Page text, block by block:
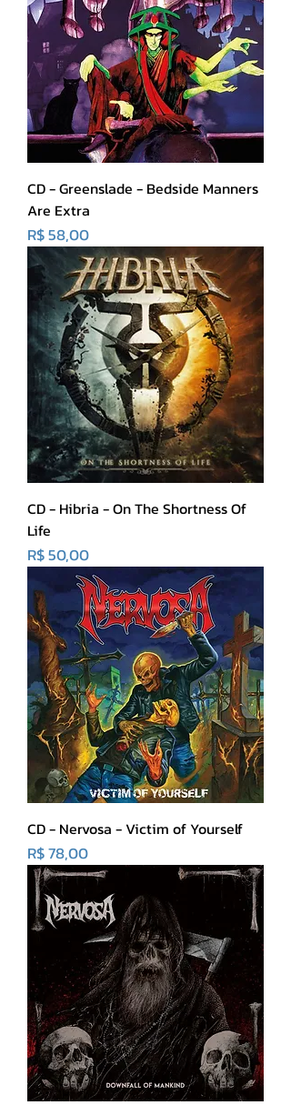
CD - Greenslade - Bedside Manners
Are Extra
Preço
R$ 58,00
CD - Hibria - On The Shortness Of
Life
Preço
R$ 50,00
CD - Nervosa - Victim of Yourself
Preço
R$ 78,00